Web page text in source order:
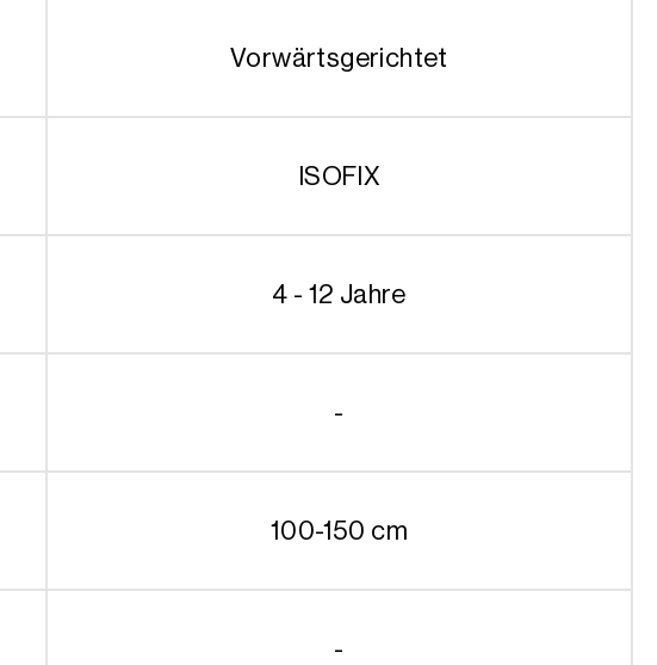
Vorwärtsgerichtet
ISOFIX
4 - 12 Jahre
-
100-150 cm
-